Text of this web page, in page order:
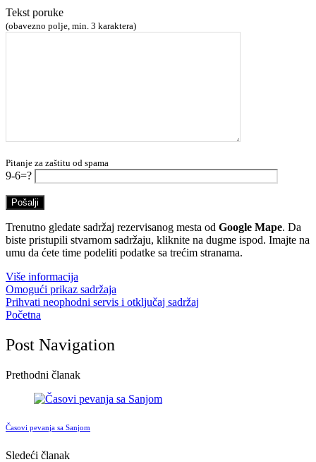
Tekst poruke
(obavezno polje, min. 3 karaktera)
Pitanje za zaštitu od spama
9-6=?
Trenutno gledate sadržaj rezervisanog mesta od Google Mape. Da
biste pristupili stvarnom sadržaju, kliknite na dugme ispod. Imajte na
umu da ćete time podeliti podatke sa trećim stranama.
Više informacija
Omogući prikaz sadržaja
Prihvati neophodni servis i otključaj sadržaj
Početna
Post Navigation
Prethodni članak
Časovi pevanja sa Sanjom
Sledeći članak